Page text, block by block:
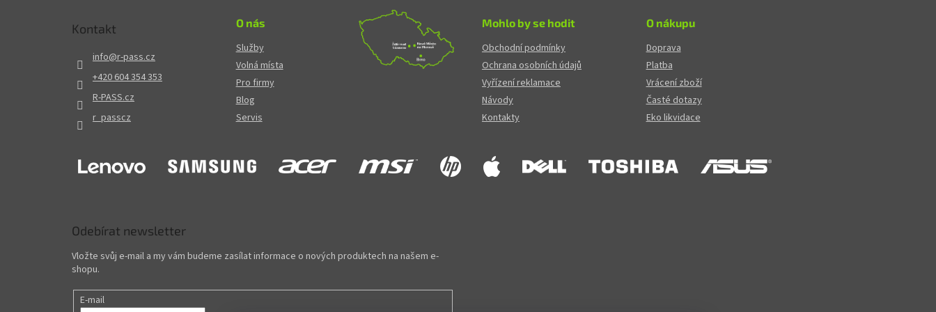
Kontakt
info@r-pass.cz
+420 604 354 353
R-PASS.cz
r_passcz
O nás
Služby
Volná místa
Pro firmy
Blog
Servis
Mohlo by se hodit
Obchodní podmínky
Ochrana osobních údajů
Vyřízení reklamace
Návody
Kontakty
O nákupu
Doprava
Platba
Vrácení zboží
Časté dotazy
Eko likvidace
Odebírat newsletter
Vložte svůj e-mail a my vám budeme zasílat informace o nových produktech na našem e-
shopu.
E-mail